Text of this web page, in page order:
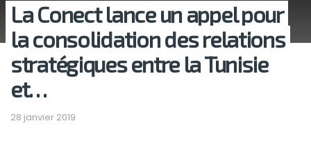
La Conect lance un appel pour
la consolidation des relations
stratégiques entre la Tunisie
et…
28 janvier 2019